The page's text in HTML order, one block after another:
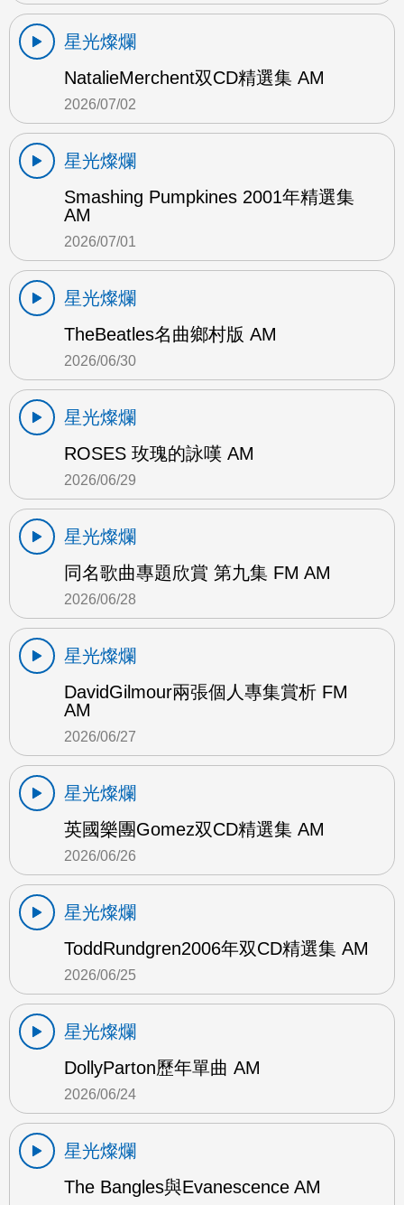
星光燦爛
NatalieMerchent双CD精選集 AM
2026/07/02
星光燦爛
Smashing Pumpkines 2001年精選集
AM
2026/07/01
星光燦爛
TheBeatles名曲鄉村版 AM
2026/06/30
星光燦爛
ROSES 玫瑰的詠嘆 AM
2026/06/29
星光燦爛
同名歌曲專題欣賞 第九集 FM AM
2026/06/28
星光燦爛
DavidGilmour兩張個人專集賞析 FM
AM
2026/06/27
星光燦爛
英國樂團Gomez双CD精選集 AM
2026/06/26
星光燦爛
ToddRundgren2006年双CD精選集 AM
2026/06/25
星光燦爛
DollyParton歷年單曲 AM
2026/06/24
星光燦爛
The Bangles與Evanescence AM